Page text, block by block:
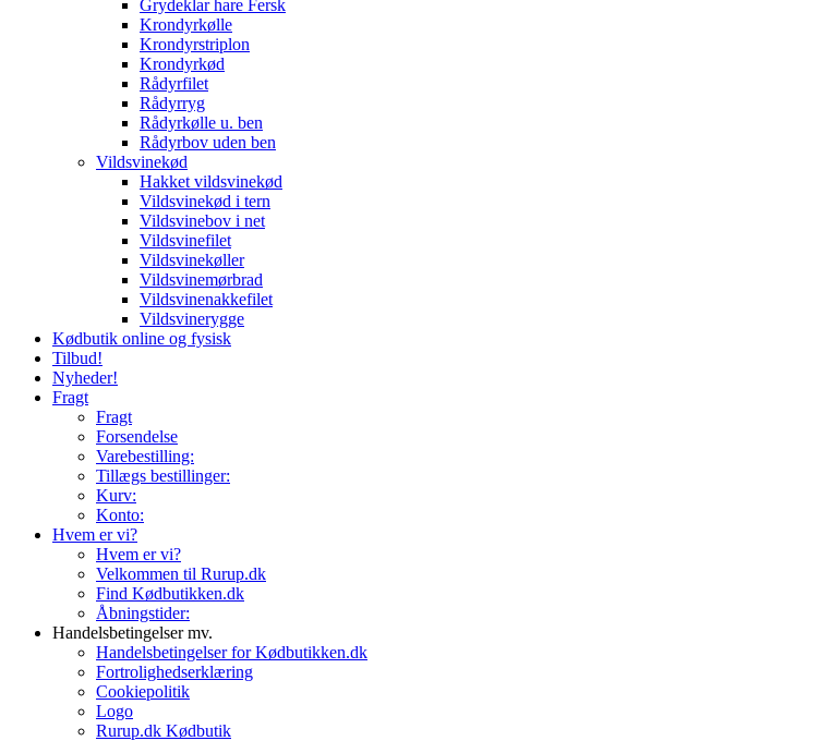
Grydeklar hare Fersk
Krondyrkølle
Krondyrstriplon
Krondyrkød
Rådyrfilet
Rådyrryg
Rådyrkølle u. ben
Rådyrbov uden ben
Vildsvinekød
Hakket vildsvinekød
Vildsvinekød i tern
Vildsvinebov i net
Vildsvinefilet
Vildsvinekøller
Vildsvinemørbrad
Vildsvinenakkefilet
Vildsvinerygge
Kødbutik online og fysisk
Tilbud!
Nyheder!
Fragt
Fragt
Forsendelse
Varebestilling:
Tillægs bestillinger:
Kurv:
Konto:
Hvem er vi?
Hvem er vi?
Velkommen til Rurup.dk
Find Kødbutikken.dk
Åbningstider:
Handelsbetingelser mv.
Handelsbetingelser for Kødbutikken.dk
Fortrolighedserklæring
Cookiepolitik
Logo
Rurup.dk Kødbutik